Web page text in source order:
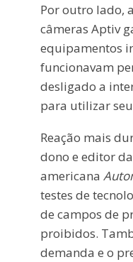
Por outro lado,
câmeras Aptiv
equipamentos
funcionavam
desligado a
para utilizar
Reação mais
dono e editor
americana
testes de
de campos de
proibidos.
demanda e o